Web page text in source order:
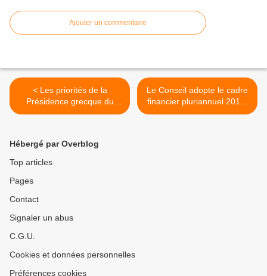
Ajouter un commentaire
< Les priorités de la
Présidence grecque du
Conseil de l’UE
Le Conseil adopte le cadre
financier pluriannuel 2014-
2020 ainsi que l'accord
Hébergé par Overblog
Top articles
Pages
Contact
Signaler un abus
C.G.U.
Cookies et données personnelles
Préférences cookies